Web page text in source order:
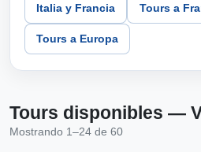
Italia y Francia Tours a
Tours a Europa
Tours disponibles —
Mostrando 1–24 de 60